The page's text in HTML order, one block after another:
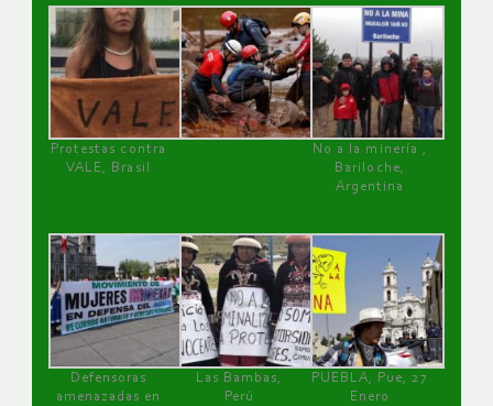
Protestas contra
VALE, Brasil
No a la minería ,
Bariloche,
Argentina
Defensoras
amenazadas en
Las Bambas,
Perú
PUEBLA, Pue, 27
Enero